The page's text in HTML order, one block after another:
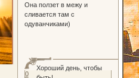
Она ползет в межу и
сливается там с
одуванчиками)
Хороший день, чтобы
0